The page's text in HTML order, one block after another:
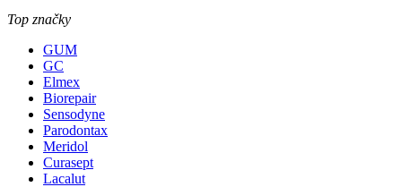
Top značky
GUM
GC
Elmex
Biorepair
Sensodyne
Parodontax
Meridol
Curasept
Lacalut